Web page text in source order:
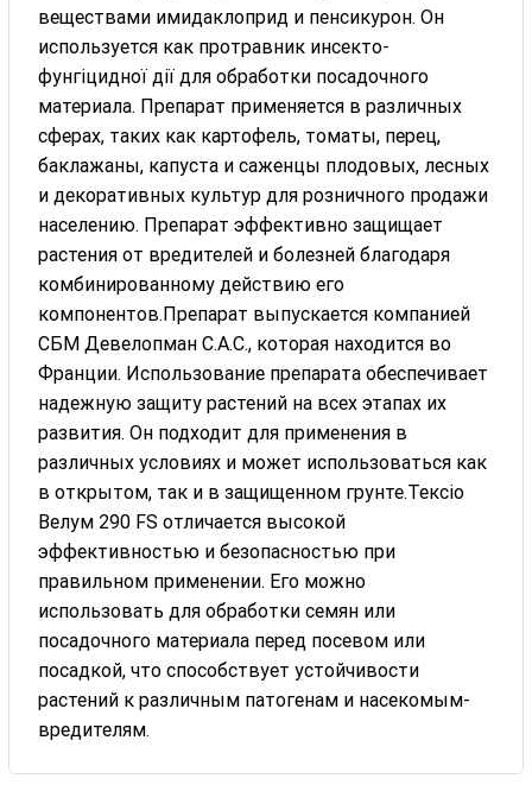
веществами имидаклоприд и пенсикурон. Он
используется как протравник инсекто-
фунгіцидної дії для обработки посадочного
материала. Препарат применяется в различных
сферах, таких как картофель, томаты, перец,
баклажаны, капуста и саженцы плодовых, лесных
и декоративных культур для розничного продажи
населению. Препарат эффективно защищает
растения от вредителей и болезней благодаря
комбинированному действию его
компонентов.Препарат выпускается компанией
СБМ Девелопман С.А.С., которая находится во
Франции. Использование препарата обеспечивает
надежную защиту растений на всех этапах их
развития. Он подходит для применения в
различных условиях и может использоваться как
в открытом, так и в защищенном грунте.Тексіо
Велум 290 FS отличается высокой
эффективностью и безопасностью при
правильном применении. Его можно
использовать для обработки семян или
посадочного материала перед посевом или
посадкой, что способствует устойчивости
растений к различным патогенам и насекомым-
вредителям.